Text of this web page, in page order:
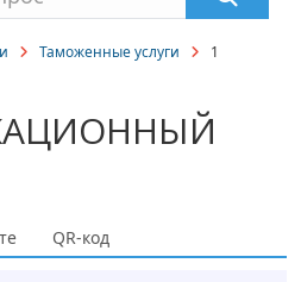
Таможенные услуги
1
QR-код